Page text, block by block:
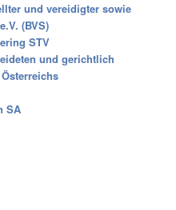
und vereidigter sowie
(BVS)
STV
und gerichtlich
SA